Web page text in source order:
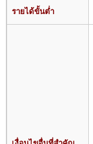
รายได้ขั้นต่ำ